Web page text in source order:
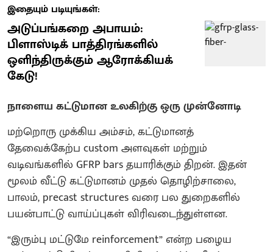
இதையும் படியுங்கள்:
அடுப்பங்கறை அபாயம்:
பிளாஸ்டிக் பாத்திரங்களில்
ஒளிந்திருக்கும் ஆரோக்கியக்
கேடு!
நாளைய கட்டுமான உலகிற்கு ஒரு முன்னோடி
மற்றொரு முக்கிய அம்சம், கட்டுமானத்
தேவைக்கேற்ப custom அளவுகள் மற்றும்
வடிவங்களில் GFRP bars தயாரிக்கும் திறன். இதன்
மூலம் வீட்டு கட்டுமானம் முதல் தொழிற்சாலை,
பாலம், precast structures வரை பல துறைகளில்
பயன்பாட்டு வாய்ப்புகள் விரிவடைந்துள்ளன.
“இரும்பு மட்டுமே reinforcement” என்ற பழைய